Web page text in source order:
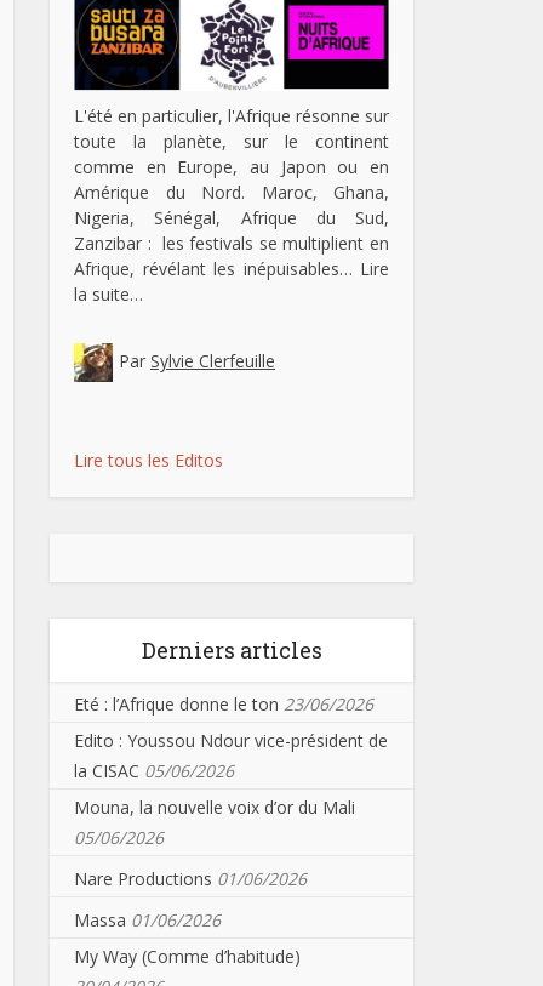
L'été en particulier, l'Afrique résonne sur
toute la planète, sur le continent
comme en Europe, au Japon ou en
Amérique du Nord. Maroc, Ghana,
Nigeria, Sénégal, Afrique du Sud,
Zanzibar : les festivals se multiplient en
Afrique, révélant les inépuisables… Lire
la suite…
Par Sylvie Clerfeuille
Lire tous les Editos
Derniers articles
Eté : l’Afrique donne le ton 23/06/2026
Edito : Youssou Ndour vice-président de
la CISAC 05/06/2026
Mouna, la nouvelle voix d’or du Mali
05/06/2026
Nare Productions 01/06/2026
Massa 01/06/2026
My Way (Comme d’habitude)